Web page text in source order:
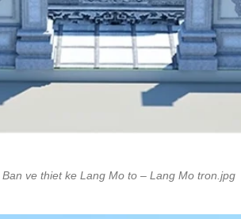
Ban ve thiet ke Lang Mo to – Lang Mo tron.jpg